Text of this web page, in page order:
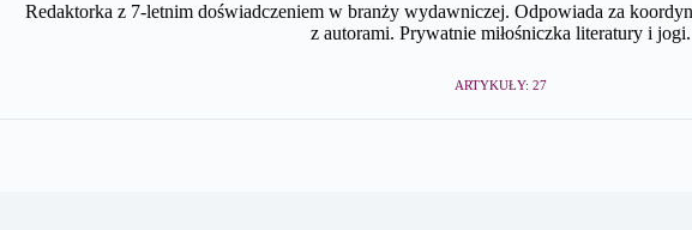
Redaktorka z 7-letnim doświadczeniem w branży wydawniczej. Odpowiada za
z autorami. Prywatnie miłośniczka literatury i jogi.
ARTYKUŁY: 27